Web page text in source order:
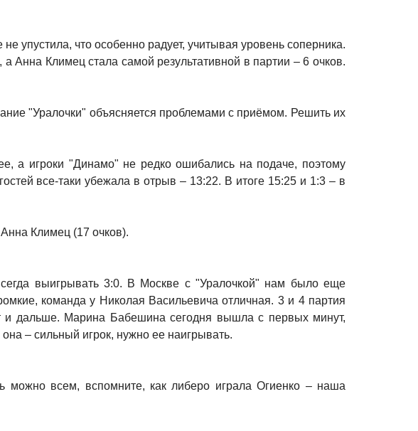
упустила, что особенно радует, учитывая уровень соперника.
Анна Климец стала самой результативной в партии – 6 очков.
"Уралочки" объясняется проблемами с приёмом. Решить их
а игроки "Динамо" не редко ошибались на подаче, поэтому
все-таки убежала в отрыв – 13:22. В итоге 15:25 и 1:3 – в
Климец (17 очков).
выигрывать 3:0. В Москве с "Уралочкой" нам было еще
команда у Николая Васильевича отличная. 3 и 4 партия
и дальше. Марина Бабешина сегодня вышла с первых минут,
– сильный игрок, нужно ее наигрывать.
можно всем, вспомните, как либеро играла Огиенко – наша